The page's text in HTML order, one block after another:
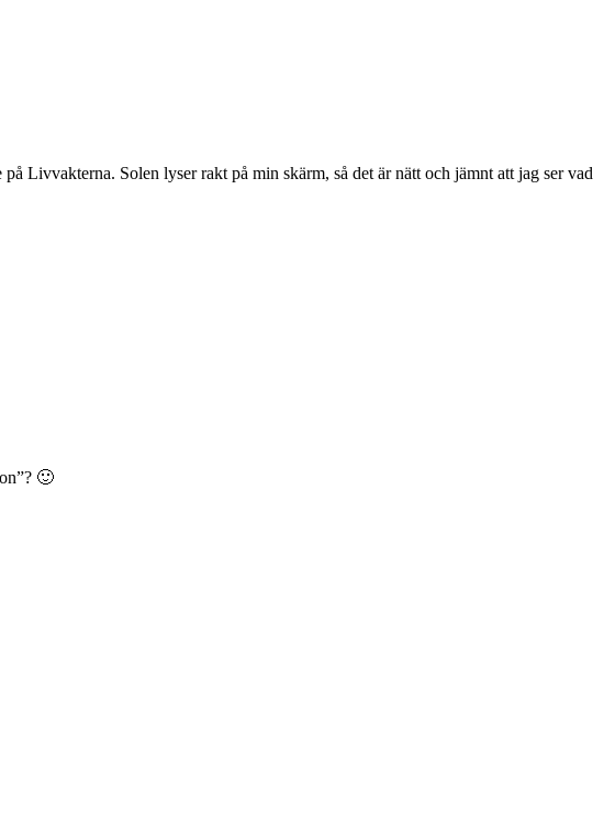
Livvakterna. Solen lyser rakt på min skärm, så det är nätt och jämnt att jag ser vad
🙂